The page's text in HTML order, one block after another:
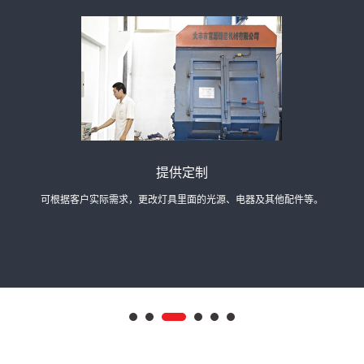
经验丰富
经过多年发展，能够快速达成产品研发、生产、供应需求的共识，提供相应解决方